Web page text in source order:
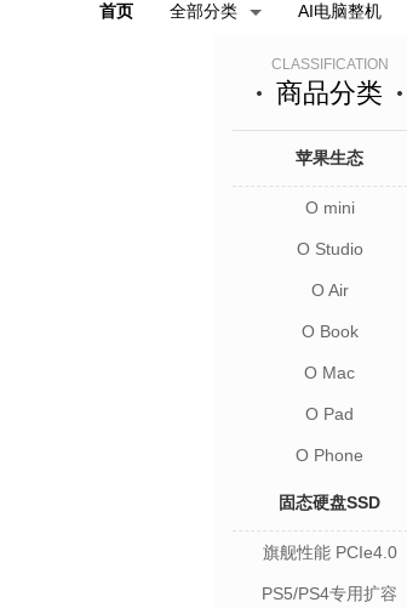
首页 全部分类 AI电脑整机
CLASSIFICATION
商品分类
苹果生态
O mini
O Studio
O Air
O Book
O Mac
O Pad
O Phone
固态硬盘SSD
旗舰性能 PCIe4.0
PS5/PS4专用扩容